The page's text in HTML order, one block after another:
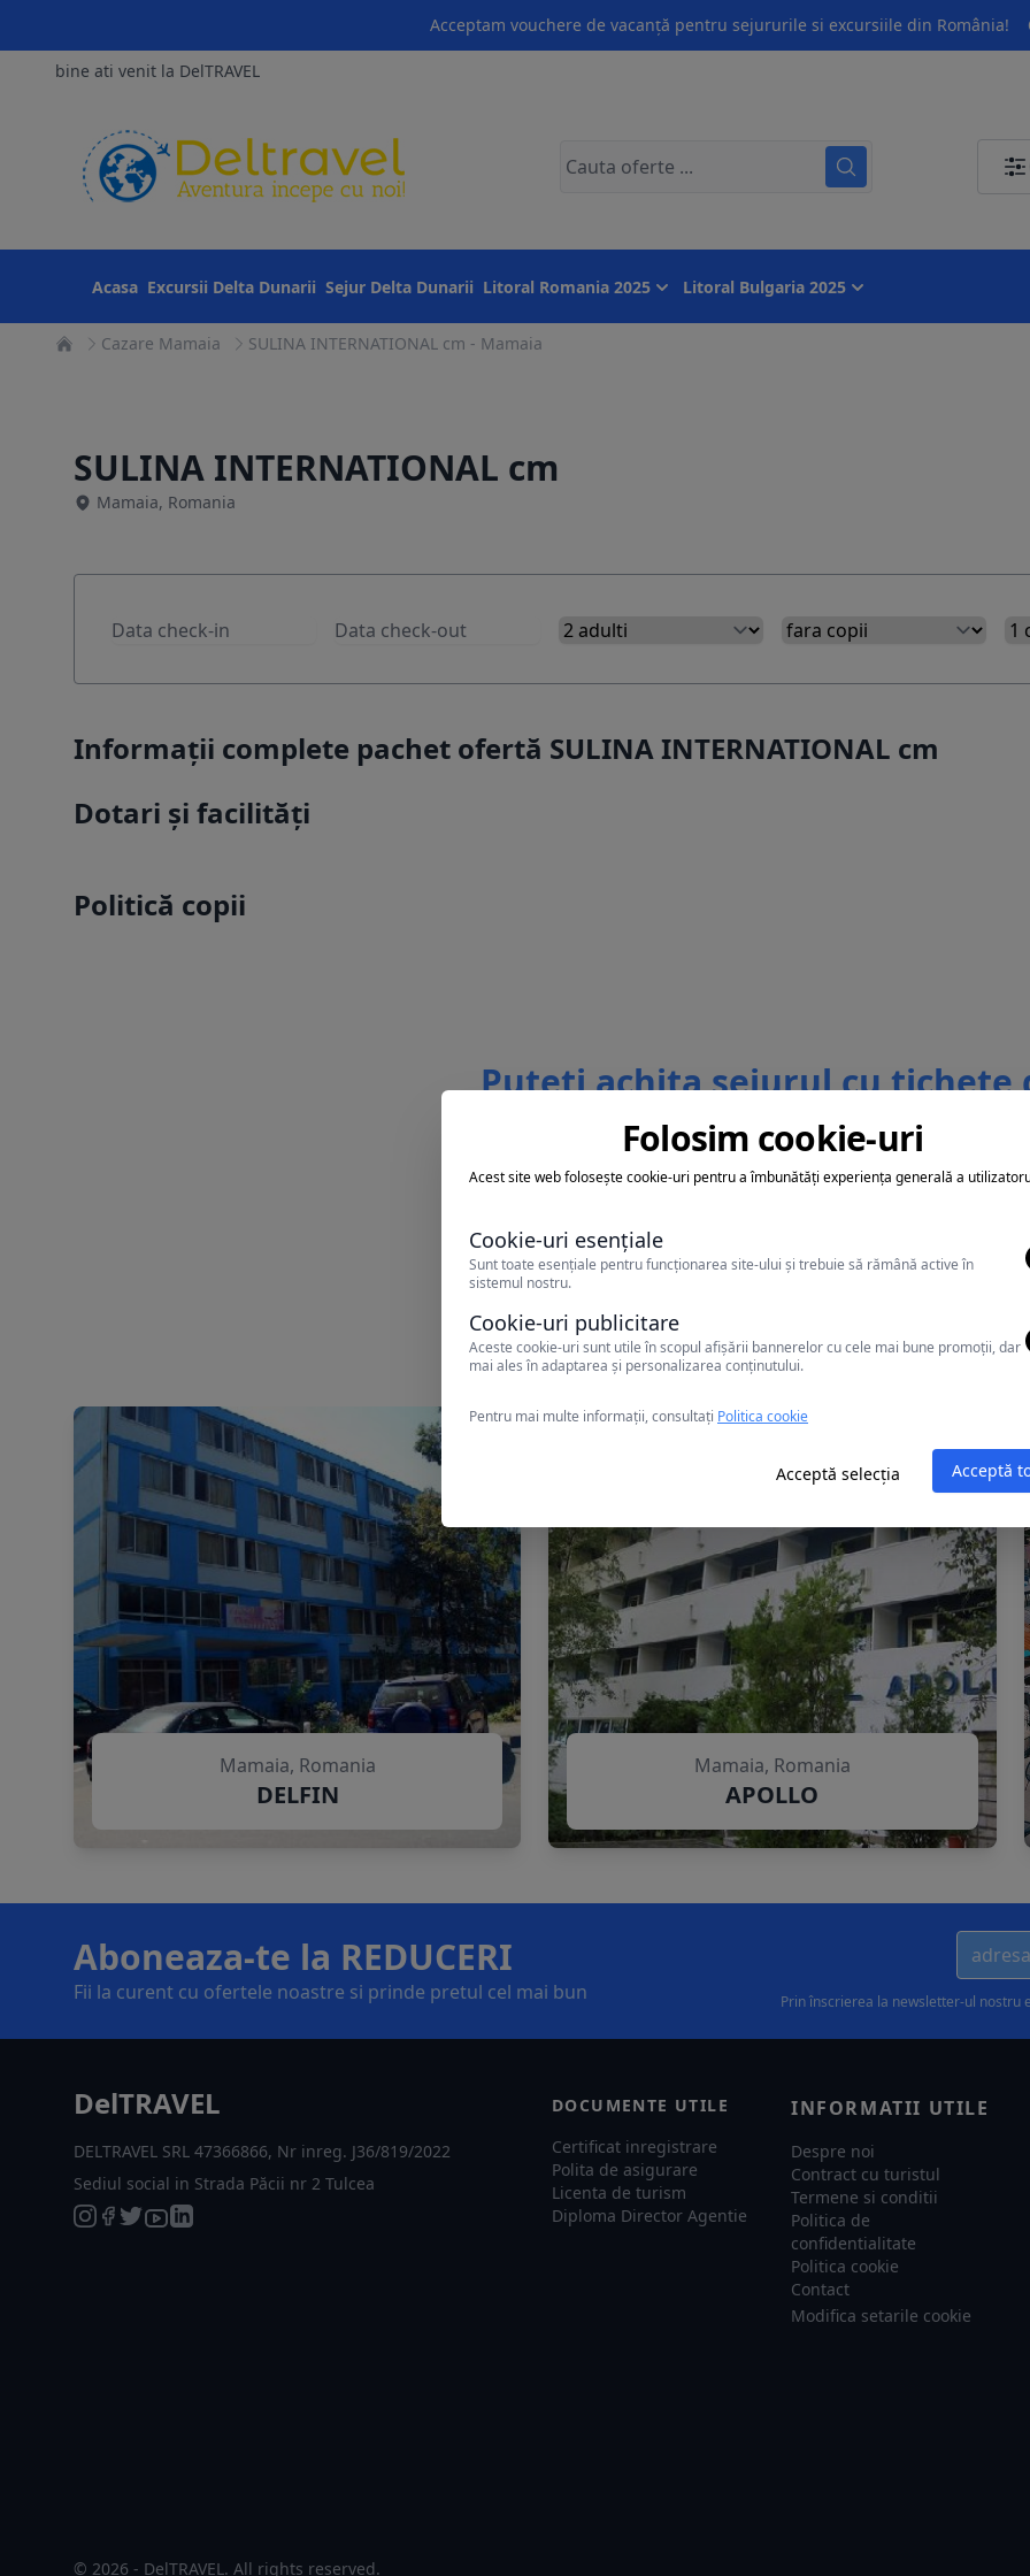
Acceptam vouchere de vacanță pentru sejururile si excursiile din România!
bine ati venit la DelTRAVEL
Acasa Excursii Delta Dunarii Sejur Delta Dunarii Litoral Romania 2025 Litoral Bulgaria 2025
Cazare Mamaia SULINA INTERNATIONAL cm - Mamaia
SULINA INTERNATIONAL cm
Mamaia, Romania
Informații complete pachet ofertă SULINA INTERNATIONAL cm
Dotari și facilități
Politică copii
Puteti achita sejurul cu tichete
vacanta
Alte oferte în Mamaia
Mamaia, Romania
DELFIN
Mamaia, Romania
APOLLO
Aboneaza-te la REDUCERI
Fii la curent cu ofertele noastre si prinde pretul cel mai bun Prin înscrierea la newsletter-ul nostru
DelTRAVEL
DELTRAVEL SRL 47366866, Nr inreg. J36/819/2022
Sediul social in Strada Păcii nr 2 Tulcea
DOCUMENTE UTILE
Certificat inregistrare
Polita de asigurare
Licenta de turism
Diploma Director Agentie
INFORMATII UTILE
Despre noi
Contract cu turistul
Termene si conditii
Politica de
confidentialitate
Politica cookie
Contact
Modifica setarile cookie
© 2026 - DelTRAVEL. All rights reserved.
Folosim cookie-uri
Acest site web folosește cookie-uri pentru a îmbunătăți experiența generală a
Cookie-uri esențiale
Sunt toate esențiale pentru funcționarea site-ului și trebuie să rămână active în
sistemul nostru.
Cookie-uri publicitare
Aceste cookie-uri sunt utile în scopul afișării bannerelor cu cele mai bune promoții, dar
mai ales în adaptarea și personalizarea conținutului.
Pentru mai multe informații, consultați Politica cookie
Acceptă selecția Acceptă